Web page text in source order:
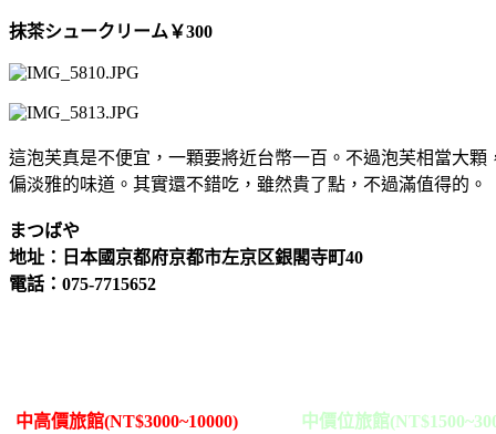
抹茶シュークリーム ￥300
這泡芙真是不便宜，一顆要將近台幣一百。不過泡芙相當大
偏淡雅的味道。其實還不錯吃，雖然貴了點，不過滿值得的。
まつばや
地址：日本國京都府京都市左京区銀閣寺町40
電話：075-7715652
中高價旅館(NT$3000~10000) 中價位旅館